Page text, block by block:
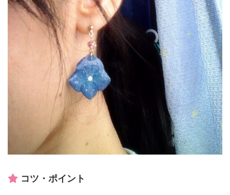
コツ・ポイント